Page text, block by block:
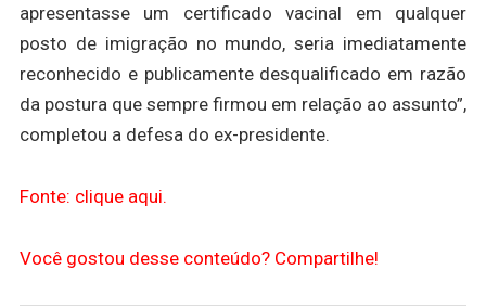
apresentasse um certificado vacinal em qualquer
posto de imigração no mundo, seria imediatamente
reconhecido e publicamente desqualificado em razão
da postura que sempre firmou em relação ao assunto”,
completou a defesa do ex-presidente.
Fonte: clique aqui.
Você gostou desse conteúdo? Compartilhe!